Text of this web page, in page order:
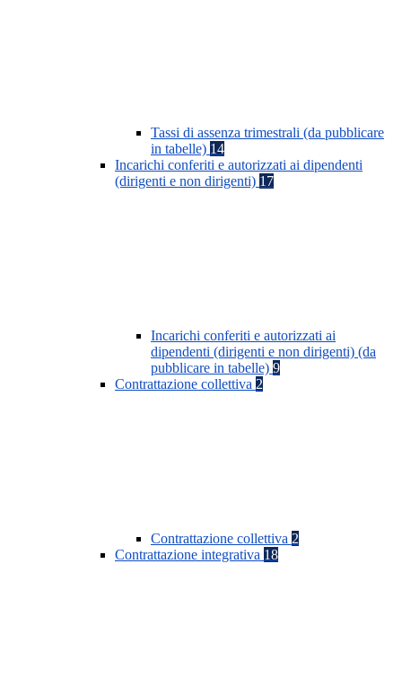
Tassi di assenza trimestrali (da pubblicare
in tabelle) 14
Incarichi conferiti e autorizzati ai dipendenti
(dirigenti e non dirigenti) 17
Incarichi conferiti e autorizzati ai
dipendenti (dirigenti e non dirigenti) (da
pubblicare in tabelle) 9
Contrattazione collettiva 2
Contrattazione collettiva 2
Contrattazione integrativa 18